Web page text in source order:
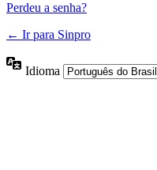
Perdeu a senha?
← Ir para Sinpro
Idioma